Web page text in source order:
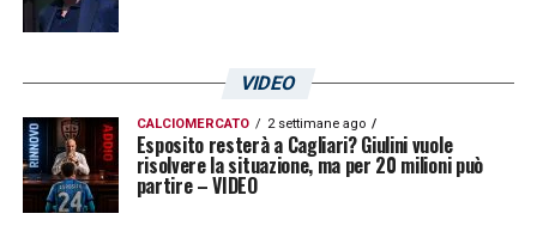
L’onda lunga dell’entusiasmo continua a
un supporto popolare di primissimo livello.
LA PLAYLIST DELLE NOSTRE TOP NEWS
VIDEO
CALCIOMERCATO 2 settimane ago
Esposito resterà a Cagliari? Giulini vuole
risolvere la situazione, ma per 20 milioni può
partire – VIDEO